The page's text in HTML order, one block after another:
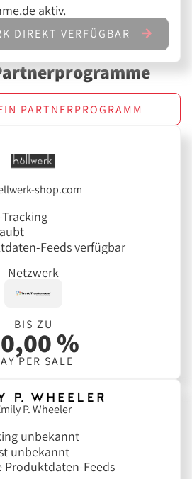
aktiv.
DIREKT VERFÜGBAR
PARTNERPROGRAMM
shop.com
Feeds verfügbar
Netzwerk
BIS ZU
%
PER SALE
P. Wheeler
unbekannt
unbekannt
Produktdaten-Feeds